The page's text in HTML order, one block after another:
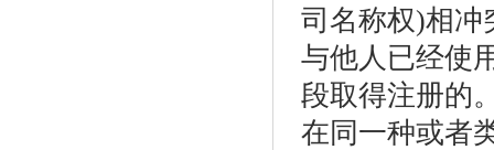
司名称权)相冲
与他人已经使
段取得注册的
在同一种或者